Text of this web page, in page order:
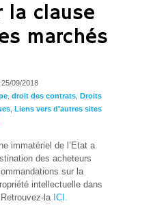
la clause
marchés
25/09/2018
droit des contrats Droits
Liens vers d'autres sites
immatériel de l’Etat a
des acheteurs
sur la
intellectuelle dans
la ICI.